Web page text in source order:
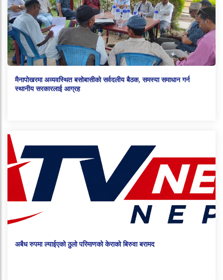
मैनापोखरमा अव्यवस्थित बसोबासीको सर्वदलीय बैठक, समस्या समाधान गर्न
स्थानीय सरकारलाई आग्रह
अबैध रुपमा ल्याईएको ठुलो परिमाणको केराको बिरुवा बरामद